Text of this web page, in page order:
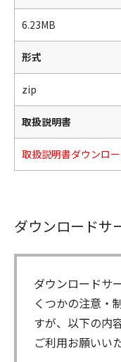
6.23MB
形式
zip
取扱説明書
取扱説明書ダウンロ
ダウンロードサ
ダウンロードサ
くつかの注意・
すが、以下の内
ご利用お願いい